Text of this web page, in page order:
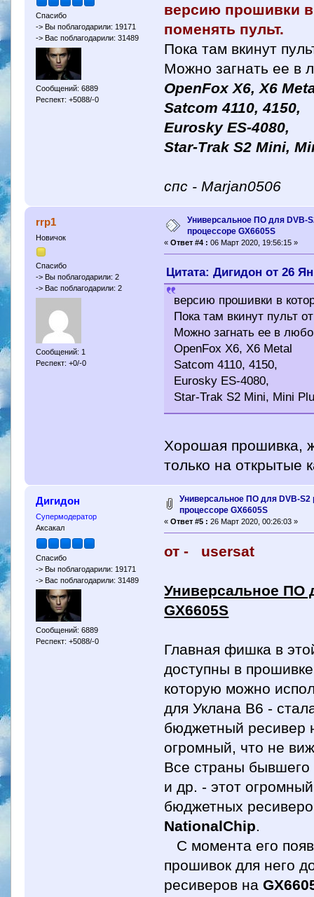
Спасибо
-> Вы поблагодарили: 19171
-> Вас поблагодарили: 31489
Сообщений: 6889
Респект: +5088/-0
версию прошивки
поменять пульт.
Пока там вкинут
Можно загнать ее в
OpenFox X6, X6
Satcom 4110, 4150,
Eurosky ES-4080,
Star-Trak S2 Mini,
спс - Marjan0506
rrp1
Новичок
Спасибо
-> Вы поблагодарили: 2
-> Вас поблагодарили: 2
Сообщений: 1
Респект: +0/-0
Универсальное ПО для DVB-
процессоре GX6605S
«Ответ #4 : 06 Март 2020, 19:56:15 »
Цитата: Дигидон от 26
версию прошивки в
Пока там вкинут пульт
Можно загнать ее в
OpenFox X6, X6 Metal
Satcom 4110, 4150,
Eurosky ES-4080,
Star-Trak S2 Mini, Mini
Хорошая прошивка,
только на открытые
Дигидон
Супермодератор
Аксакал
Спасибо
-> Вы поблагодарили: 19171
-> Вас поблагодарили: 31489
Сообщений: 6889
Респект: +5088/-0
Универсальное ПО для DVB-S2
процессоре GX6605S
«Ответ #5 : 26 Март 2020, 00:26:03 »
от - usersat
Универсальное ПО
GX6605S
Главная фишка в
доступны в
которую можно
для Уклана B6 -
бюджетный ресивер
огромный, что не
Все страны
и др. - этот
бюджетных
NationalChip.
С момента его
прошивок для него
ресиверов на